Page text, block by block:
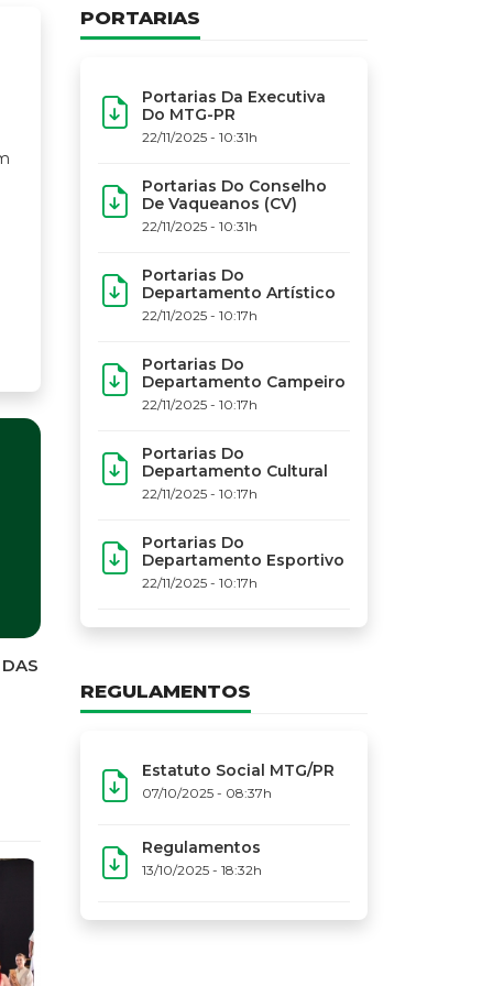
PORTARIAS
Portarias Da Executiva
Do MTG-PR
22/11/2025 - 10:31h
Portarias Do Conselho
De Vaqueanos (CV)
22/11/2025 - 10:31h
Portarias Do
Departamento Artístico
22/11/2025 - 10:17h
Portarias Do
Departamento Campeiro
22/11/2025 - 10:17h
Portarias Do
Departamento Cultural
22/11/2025 - 10:17h
Portarias Do
Departamento Esportivo
22/11/2025 - 10:17h
REGULAMENTOS
Estatuto Social MTG/PR
07/10/2025 - 08:37h
Regulamentos
13/10/2025 - 18:32h